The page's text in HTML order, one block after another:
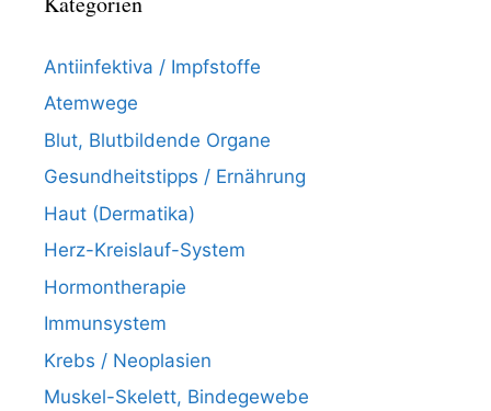
Antiinfektiva / Impfstoffe
Atemwege
Blut, Blutbildende Organe
Gesundheitstipps / Ernährung
Haut (Dermatika)
Herz-Kreislauf-System
Hormontherapie
Immunsystem
Krebs / Neoplasien
Muskel-Skelett, Bindegewebe